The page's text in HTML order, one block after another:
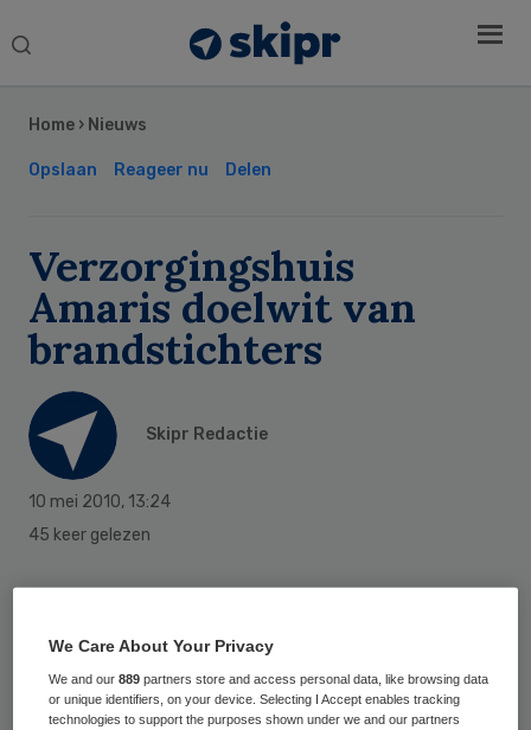
Search
Home › Nieuws
Opslaan Reageer nu Delen
Verzorgingshuis
Amaris doelwit van
brandstichters
Skipr Redactie
10 mei 2010, 13:24
45 keer gelezen
gesticht in verzorgingsflat De Amerrank in
Amersfoort. Als gevolg hiervan zijn twee
bewoners, een man van 98 jaar en een
Sidebar
We Care About Your Privacy
We and our889 partners store and access personal data, like browsing data
or unique identifiers, on your device. Selecting I Accept enables tracking
technologies to support the purposes shown under we and our partners